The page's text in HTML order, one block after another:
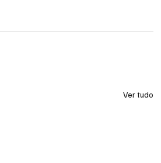
Ver tudo